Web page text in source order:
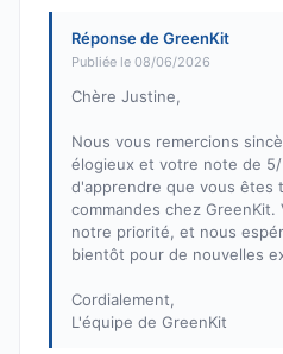
Réponse de GreenKit
Publiée le 08/06/2026
Chère Justine,
Nous vous remercions
élogieux et votre note de
d'apprendre que vous êtes
commandes chez
notre priorité, et nous
bientôt pour de nouvelles
Cordialement,
L'équipe de GreenKit